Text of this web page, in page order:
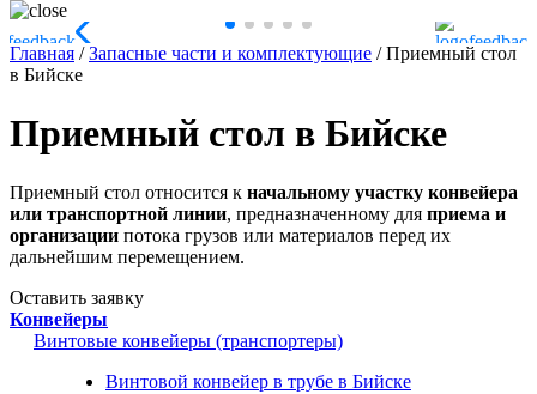
Главная /Запасные части и комплектующие /Приемный стол
в Бийске
Приемный стол в Бийске
Приемный стол относится к начальному участку конвейера
или транспортной линии, предназначенному для приема и
организации потока грузов или материалов перед их
дальнейшим перемещением.
Оставить заявку
Конвейеры
Винтовые конвейеры (транспортеры)
Винтовой конвейер в трубе в Бийске